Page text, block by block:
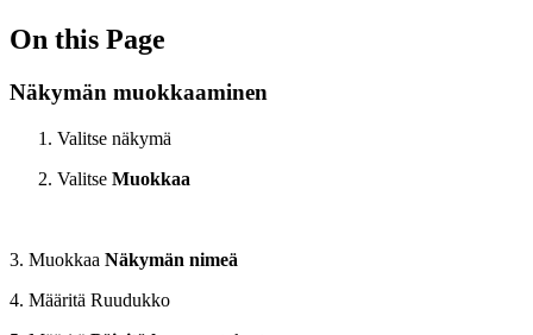
On this Page
Näkymän muokkaaminen
Valitse näkymä
Valitse Muokkaa
3. Muokkaa Näkymän nimeä
4. Määritä Ruudukko